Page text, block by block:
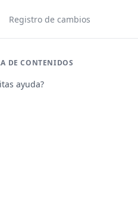
Registro de cambios
DE CONTENIDOS
ayuda?